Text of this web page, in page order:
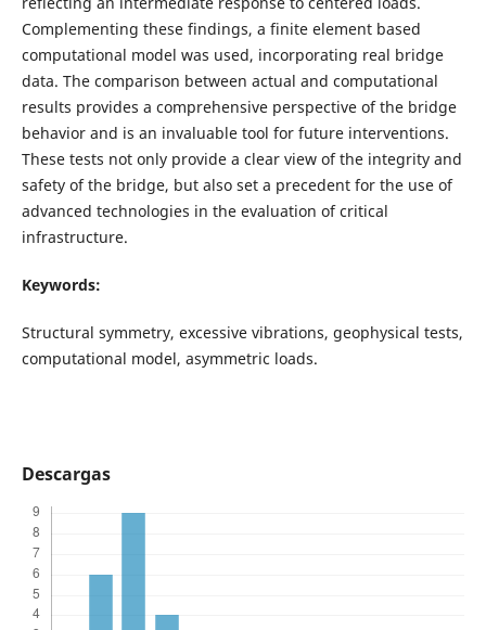
Complementing these findings, a finite element based
computational model was used, incorporating real bridge
data. The comparison between actual and computational
results provides a comprehensive perspective of the bridge
behavior and is an invaluable tool for future interventions.
These tests not only provide a clear view of the integrity and
safety of the bridge, but also set a precedent for the use of
advanced technologies in the evaluation of critical
infrastructure.
Keywords:
Structural symmetry, excessive vibrations, geophysical tests,
computational model, asymmetric loads.
Descargas